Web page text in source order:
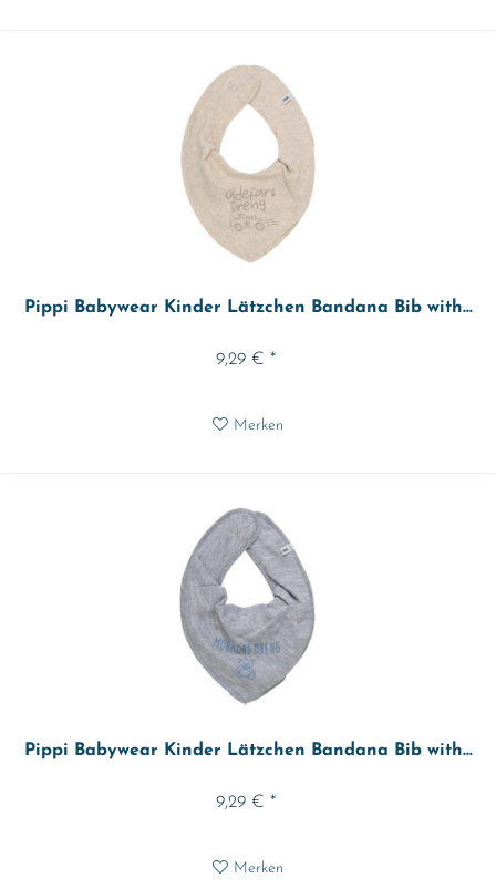
Pippi Babywear Kinder Lätzchen Bandana Bib with...
9,29 € *
Merken
Pippi Babywear Kinder Lätzchen Bandana Bib with...
9,29 € *
Merken